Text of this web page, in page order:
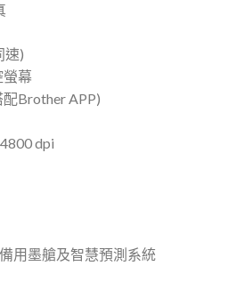
速)
螢幕
Brother APP)
dpi
用墨艙及智慧預測系統